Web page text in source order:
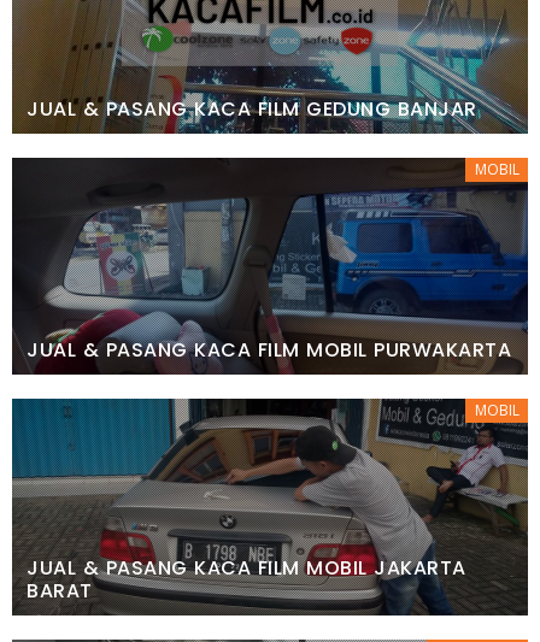
JUAL & PASANG KACA FILM GEDUNG BANJAR
MOBIL
JUAL & PASANG KACA FILM MOBIL PURWAKARTA
MOBIL
JUAL & PASANG KACA FILM MOBIL JAKARTA
BARAT